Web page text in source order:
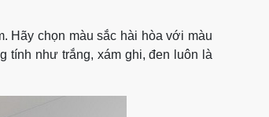
Hãy chọn màu sắc hài hòa với màu
tính như trắng, xám ghi, đen luôn là